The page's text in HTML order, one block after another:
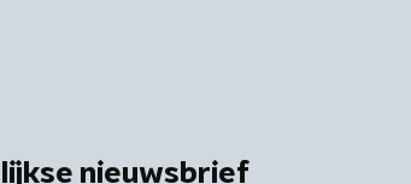
nieuwsbrief